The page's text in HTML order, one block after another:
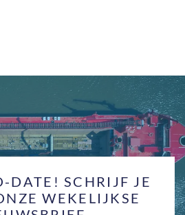
DATE! SCHRIJF JE
WEKELIJKSE